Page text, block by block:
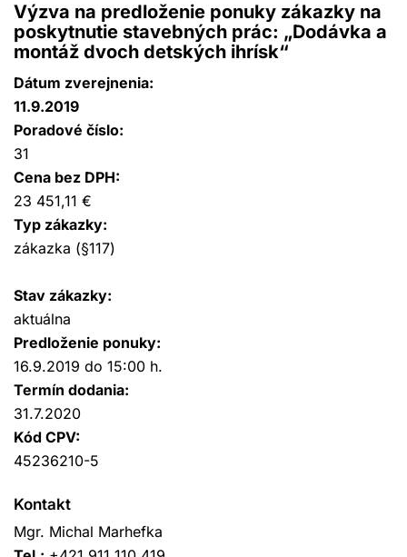
Výzva na predloženie ponuky zákazky na
poskytnutie stavebných prác: „Dodávka a
montáž dvoch detských ihrísk“
Dátum zverejnenia:
11.9.2019
Poradové číslo:
31
Cena bez DPH:
23 451,11 €
Typ zákazky:
zákazka (§117)
Stav zákazky:
aktuálna
Predloženie ponuky:
16.9.2019 do 15:00 h.
Termín dodania:
31.7.2020
Kód CPV:
45236210-5
Kontakt
Mgr. Michal Marhefka